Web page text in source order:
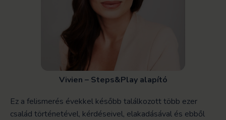
Vivien – Steps&Play alapító
Ez a felismerés évekkel később találkozott több ezer
család történetével, kérdéseivel, elakadásával és ebből